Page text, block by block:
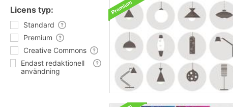
Licens typ:
Standard
Premium
Creative Commons
Endast redaktionell
användning